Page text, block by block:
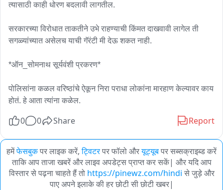
त्यासाठी काही धोरण बदलावी लागतील.
सरकारच्या विरोधात ताकतीने उभे राहण्याची किंमत दाखवावी लागेल ती
सगळ्यांच्यात असेलच याची गॅरंटी मी देऊ शकत नाही.
*ऑन_सोमनाथ सूर्यवंशी प्रकरण*
पोलिसांना कळल वरिष्ठांचे ऐकून निरा पराधा लोकांना मारहाण केल्यावर काय
होतं. हे आता त्यांना कळेल.
0 0 Share Report
हमेंफेसबुकपर लाइक करें, ट्विटरपर फॉलो औरयूट्यूबपर सब्सक्राइब्ड करें
ताकि आप ताजा खबरें और लाइव अपडेट्स प्राप्त कर सकें| और यदि आप
विस्तार से पढ़ना चाहते हैं तो https://pinewz.com/hindi से जुड़े और
पाए अपने इलाके की हर छोटी सी छोटी खबर|